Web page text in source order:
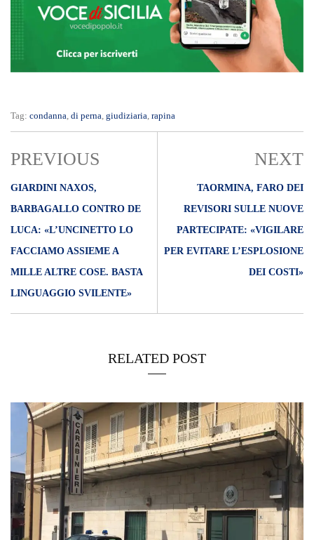
Tag: condanna di perna giudiziaria rapina
PREVIOUS
GIARDINI NAXOS,
BARBAGALLO CONTRO DE
LUCA: «L’UNCINETTO LO
FACCIAMO ASSIEME A
MILLE ALTRE COSE. BASTA
LINGUAGGIO SVILENTE»
NEXT
TAORMINA, FARO DEI
REVISORI SULLE NUOVE
PARTECIPATE: «VIGILARE
PER EVITARE L’ESPLOSIONE
DEI COSTI»
RELATED POST